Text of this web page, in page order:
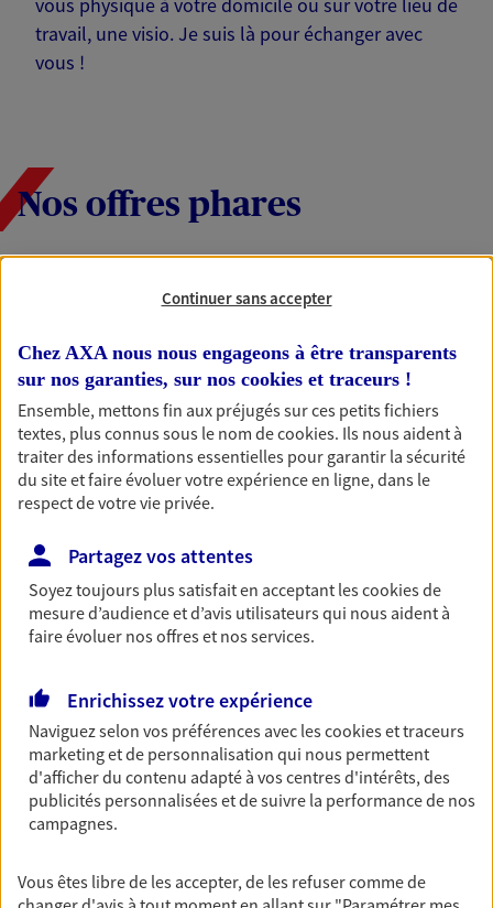
vous physique à votre domicile ou sur votre lieu de
travail, une visio. Je suis là pour échanger avec
vous !
Nos offres phares
Épargne
immobilier, études des enfants ou voyage autour
du monde… Épargnez à votre rythme et
simplement, selon votre profil.
Découvrir les offres Épargne
Retraite
Préparez sereinement ce nouveau chapitre de
votre vie avec les conseils d'un expert. Découvrez
notre solution PER (Plan Epargne Retraite)
spécialement conçue pour la retraite.
Prévoyance
Pour un avenir serein, assurez-vous avec notre
contrat prévoyance. Préservez vos proches en cas
d'accident ou de maladie en optant pour les
garanties incapacité temporaire totale de travail,
Découvrir l'offre Prévoyance
Continuer sans accepter
Chez AXA nous nous engageons à être transparents
sur nos garanties, sur nos cookies et traceurs !
Ensemble, mettons fin aux préjugés sur ces petits fichiers
textes, plus connus sous le nom decookies. Ils nous aident à
traiter des informations essentielles pour garantir la sécurité
du site et faire évoluer votre expérience en ligne, dans le
respect de votre vie privée.
Partagez vos attentes
Soyez toujours plus satisfait en acceptant lescookiesde
mesure d’audience et d’avis utilisateurs qui nous aident à
faire évoluer nos offres et nos services.
Enrichissez votre expérience
Naviguez selon vos préférences avec lescookies et traceurs
marketing et de personnalisation qui nous permettent
d'afficher du contenu adapté à vos centres d'intérêts, des
publicités personnalisées et de suivre la performance de nos
campagnes.
Vous êtes libre de les accepter, de les refuser comme de